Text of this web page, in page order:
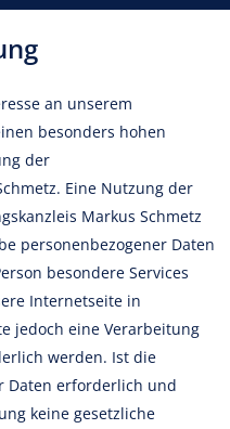
an unserem
besonders hohen
der
Eine Nutzung der
Markus Schmetz
personenbezogener Daten
besondere Services
Internetseite in
jedoch eine Verarbeitung
werden. Ist die
Daten erforderlich und
keine gesetzliche